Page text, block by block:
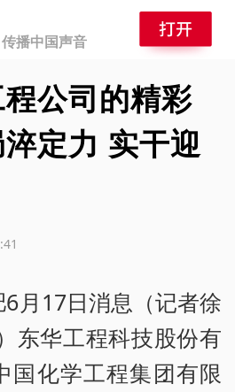
播中国声音
公司的精彩
定力 实干迎
月17日消息（记者徐
东华工程科技股份有
国化学工程集团有限